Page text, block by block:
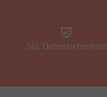
SSL Datensicherheit